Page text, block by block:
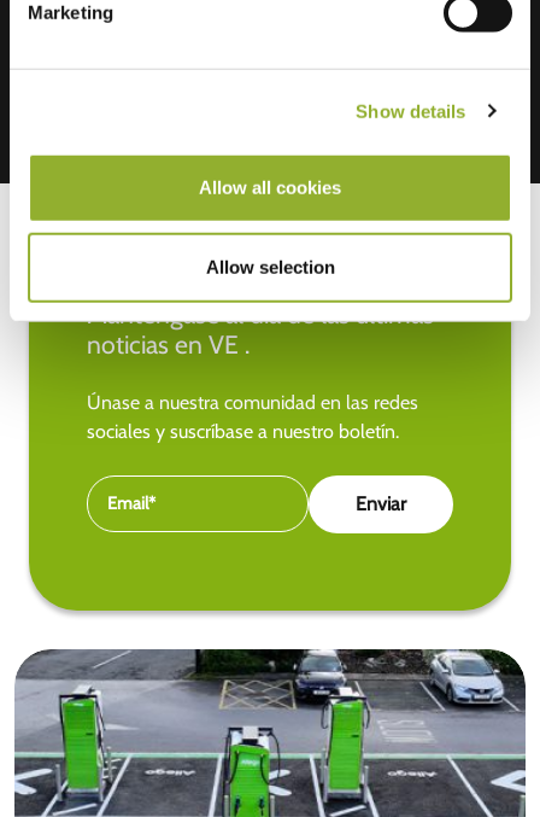
Marketing
Show details
Allow all cookies
Allow selection
Manténgase al día de las últimas
noticias en VE .
Únase a nuestra comunidad en las redes
sociales y suscríbase a nuestro boletín.